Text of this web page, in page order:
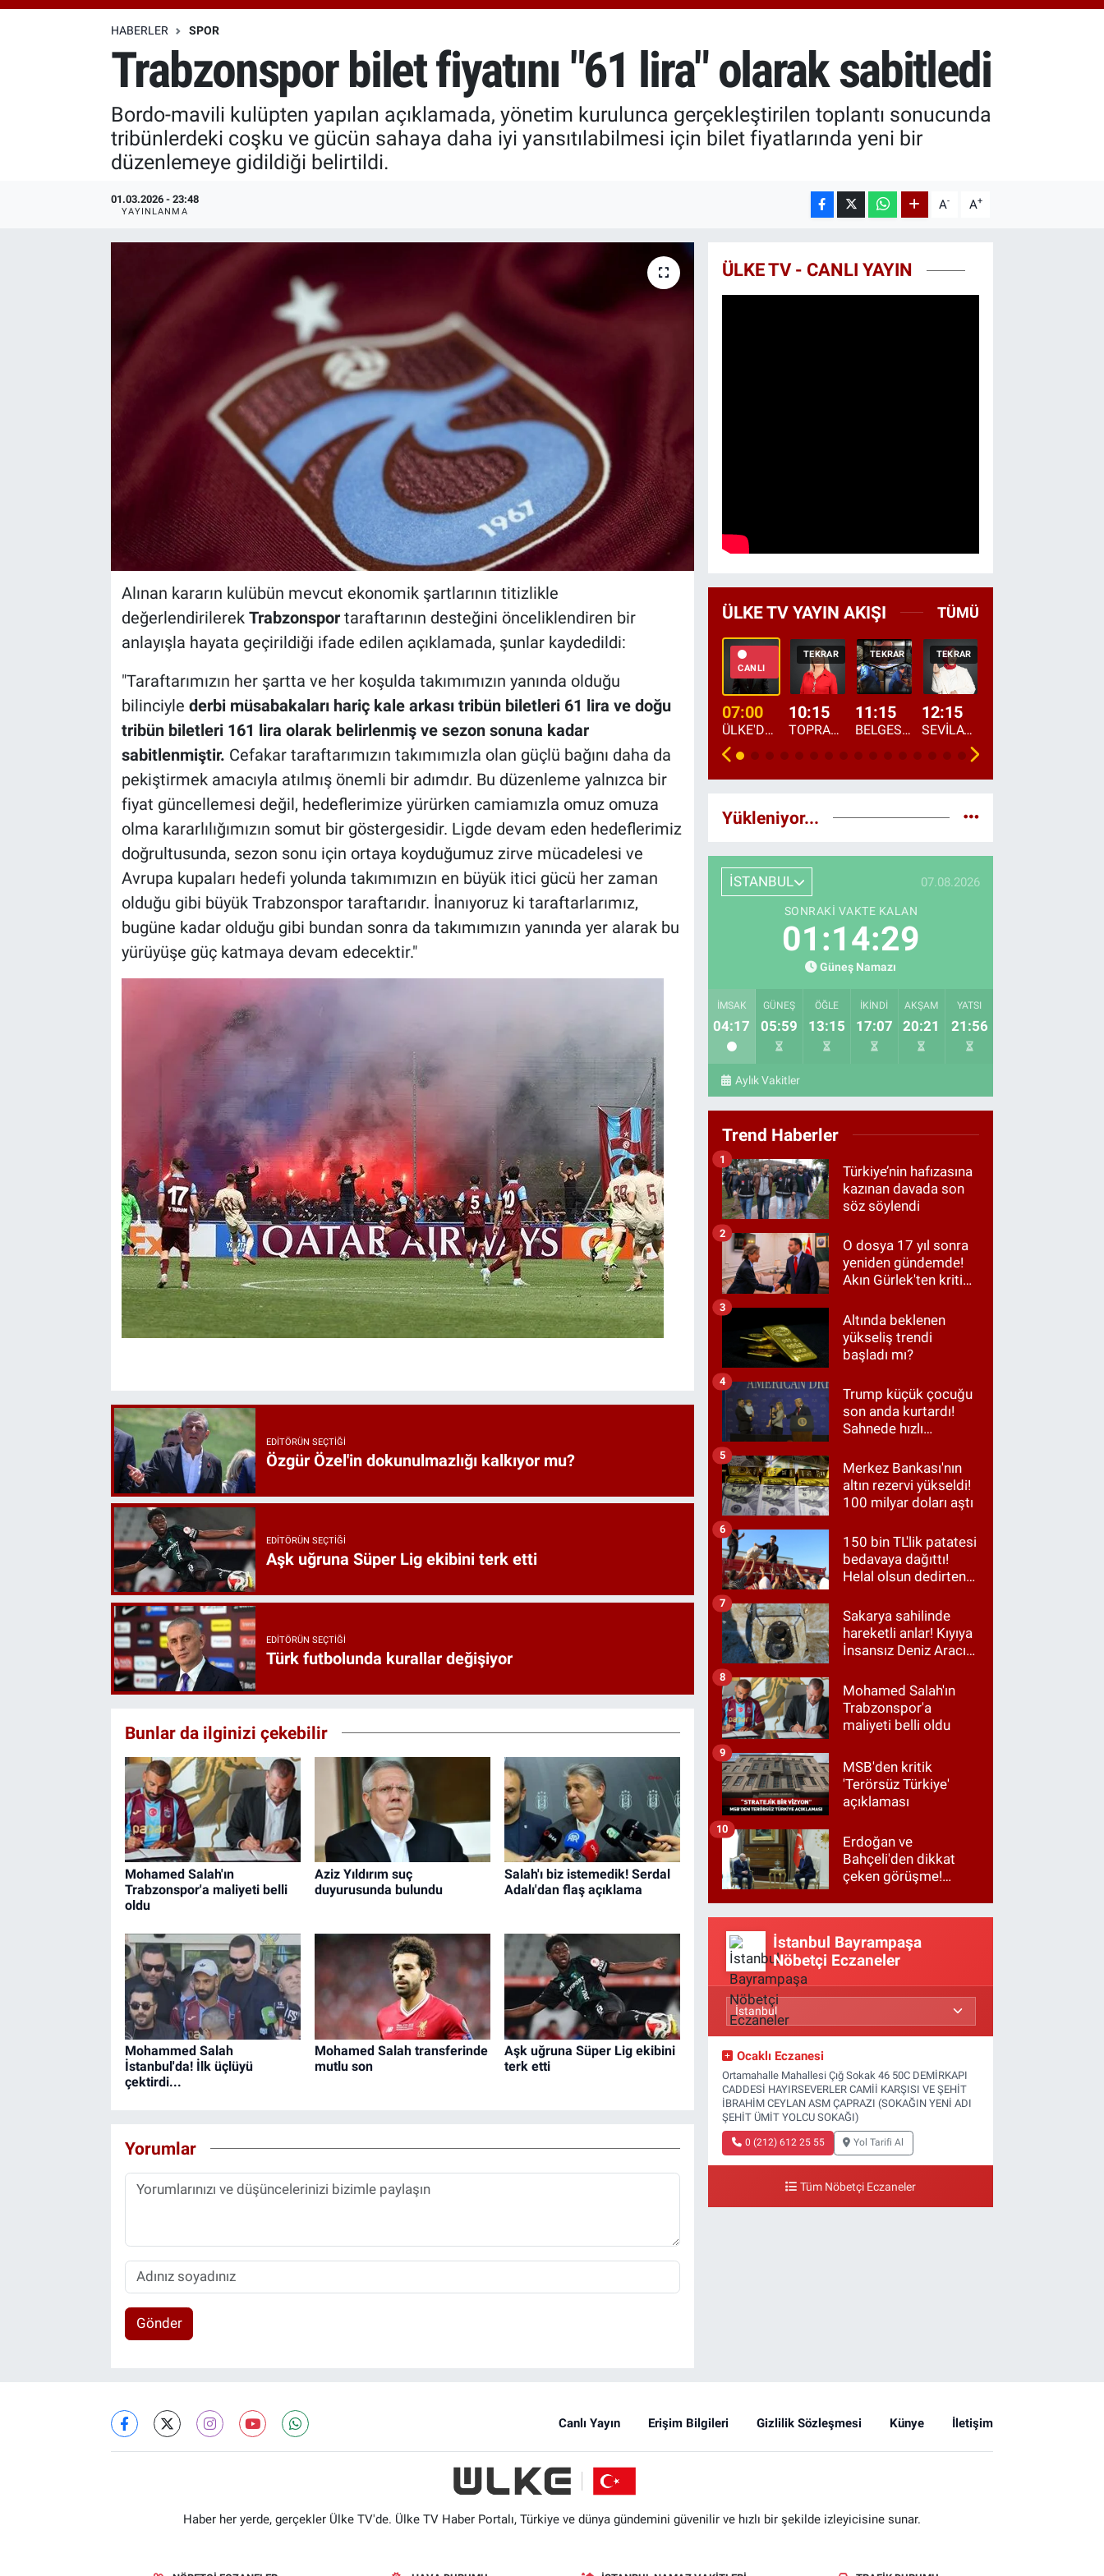
64.225,61
%-0.63
HABERLER SPOR
Trabzonspor bilet fiyatını "61 lira" olarak sabitledi
Bordo-mavili kulüpten yapılan açıklamada, yönetim kurulunca gerçekleştirilen toplantı sonucunda
tribünlerdeki coşku ve gücün sahaya daha iyi yansıtılabilmesi için bilet fiyatlarında yeni bir
düzenlemeye gidildiği belirtildi.
01.03.2026 - 23:48
YAYINLANMA A- A+
Alınan kararın kulübün mevcut ekonomik şartlarının titizlikle
değerlendirilerek Trabzonspor taraftarının desteğini önceliklendiren bir
anlayışla hayata geçirildiği ifade edilen açıklamada, şunlar kaydedildi:
"Taraftarımızın her şartta ve her koşulda takımımızın yanında olduğu
bilinciyle derbi müsabakaları hariç kale arkası tribün biletleri 61 lira ve doğu
tribün biletleri 161 lira olarak belirlenmiş ve sezon sonuna kadar
sabitlenmiştir. Cefakar taraftarımızın takımımızla olan güçlü bağını daha da
pekiştirmek amacıyla atılmış önemli bir adımdır. Bu düzenleme yalnızca bir
fiyat güncellemesi değil, hedeflerimize yürürken camiamızla omuz omuza
olma kararlılığımızın somut bir göstergesidir. Ligde devam eden hedeflerimiz
doğrultusunda, sezon sonu için ortaya koyduğumuz zirve mücadelesi ve
Avrupa kupaları hedefi yolunda takımımızın en büyük itici gücü her zaman
olduğu gibi büyük Trabzonspor taraftarıdır. İnanıyoruz ki taraftarlarımız,
bugüne kadar olduğu gibi bundan sonra da takımımızın yanında yer alarak bu
yürüyüşe güç katmaya devam edecektir."
EDITÖRÜN SEÇTIĞI
Özgür Özel'in dokunulmazlığı kalkıyor mu?
EDITÖRÜN SEÇTIĞI
Aşk uğruna Süper Lig ekibini terk etti
EDITÖRÜN SEÇTIĞI
Türk futbolunda kurallar değişiyor
Bunlar da ilginizi çekebilir
Mohamed Salah'ın
Trabzonspor'a maliyeti belli
oldu
Aziz Yıldırım suç
duyurusunda bulundu
Salah'ı biz istemedik! Serdal
Adalı'dan flaş açıklama
Mohammed Salah
İstanbul'da! İlk üçlüyü
çektirdi...
Mohamed Salah transferinde
mutlu son
Aşk uğruna Süper Lig ekibini
terk etti
Yorumlar
Gönder
ÜLKE TV - CANLI YAYIN
ÜLKE TV YAYIN AKIŞI TÜMÜ
CANLI
07:00
ÜLKE'DE BU SABAH
TEKRAR
10:15
TOPRAKTAN SOFRAYA
TEKRAR
11:15
BELGESEL: "ÜLKE'NİN ALIN TERİ"
TEKRAR
12:15
SEVİLAY SUNGUR İLE ELİMİN BEREKETİ
Yükleniyor...
İSTANBUL 07.08.2026
SONRAKI VAKTE KALAN
01:14:28
Güneş Namazı
İMSAK
04:17
GÜNEŞ
05:59
ÖĞLE
13:15
İKINDI
17:07
AKŞAM
20:21
YATSI
21:56
Aylık Vakitler
Trend Haberler
Türkiye’nin hafızasına
kazınan davada son
söz söylendi
1
O dosya 17 yıl sonra
yeniden gündemde!
Akın Gürlek'ten kritik
2
Altında beklenen
yükseliş trendi
başladı mı?
3
Trump küçük çocuğu
son anda kurtardı!
Sahnede hızlı
4
Merkez Bankası'nın
altın rezervi yükseldi!
100 milyar doları aştı
5
150 bin TL'lik patatesi
bedavaya dağıttı!
Helal olsun dedirten
6
Sakarya sahilinde
hareketli anlar! Kıyıya
İnsansız Deniz Aracı
7
Mohamed Salah'ın
Trabzonspor'a
maliyeti belli oldu
8
MSB'den kritik
'Terörsüz Türkiye'
açıklaması
9
Erdoğan ve
Bahçeli'den dikkat
çeken görüşme!
10
İstanbul Bayrampaşa
Nöbetçi Eczaneler
Ocaklı Eczanesi
Ortamahalle Mahallesi Çığ Sokak 46 50C DEMİRKAPI
CADDESİ HAYIRSEVERLER CAMİİ KARŞISI VE ŞEHİT
İBRAHİM CEYLAN ASM ÇAPRAZI (SOKAĞIN YENİ ADI
ŞEHİT ÜMİT YOLCU SOKAĞI)
0 (212) 612 25 55 Yol Tarifi Al
Tüm Nöbetçi Eczaneler
Canlı Yayın Erişim Bilgileri Gizlilik Sözleşmesi Künye İletişim
Haber her yerde, gerçekler Ülke TV'de. Ülke TV Haber Portalı, Türkiye ve dünya gündemini güvenilir ve hızlı bir şekilde izleyicisine sunar.
Özel Haberler
Özel Haberler
Erişim Bilgileri
Haber Arşivi